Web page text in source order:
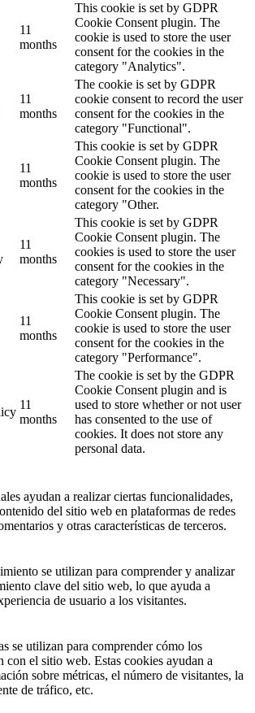
11
months
This cookie is set by GDPR
Cookie Consent plugin. The
cookie is used to store the user
consent for the cookies in the
category "Analytics".
11
months
The cookie is set by GDPR
cookie consent to record the user
consent for the cookies in the
category "Functional".
11
months
This cookie is set by GDPR
Cookie Consent plugin. The
cookie is used to store the user
consent for the cookies in the
category "Other.
11
months
This cookie is set by GDPR
Cookie Consent plugin. The
cookies is used to store the user
consent for the cookies in the
category "Necessary".
11
months
This cookie is set by GDPR
Cookie Consent plugin. The
cookie is used to store the user
consent for the cookies in the
category "Performance".
11
months
The cookie is set by the GDPR
Cookie Consent plugin and is
used to store whether or not user
has consented to the use of
cookies. It does not store any
personal data.
ayudan a realizar ciertas funcionalidades,
del sitio web en plataformas de redes
y otras características de terceros.
se utilizan para comprender y analizar
clave del sitio web, lo que ayuda a
de usuario a los visitantes.
se utilizan para comprender cómo los
con el sitio web. Estas cookies ayudan a
sobre métricas, el número de visitantes, la
de tráfico, etc.